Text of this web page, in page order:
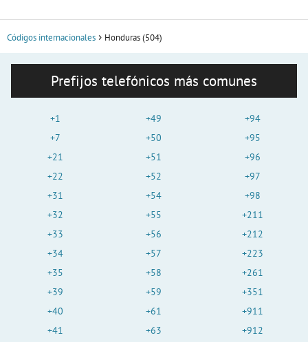
Códigos internacionales Honduras (504)
Prefijos telefónicos más comunes
+1
+7
+21
+22
+31
+32
+33
+34
+35
+39
+40
+41
+49
+50
+51
+52
+54
+55
+56
+57
+58
+59
+61
+63
+94
+95
+96
+97
+98
+211
+212
+223
+261
+351
+911
+912